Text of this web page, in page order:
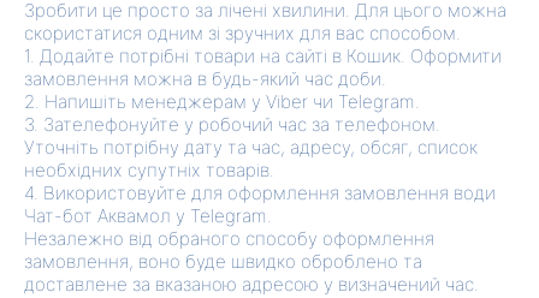
Зробити це просто за лічені хвилини. Для цього можна
скористатися одним зі зручних для вас способом.
1. Додайте потрібні товари на сайті в Кошик. Оформити
замовлення можна в будь-який час доби.
2. Напишіть менеджерам у Viber чи Telegram.
3. Зателефонуйте у робочий час за телефоном.
Уточніть потрібну дату та час, адресу, обсяг, список
необхідних супутніх товарів.
4. Використовуйте для оформлення замовлення води
Чат-бот Аквамол у Telegram.
Незалежно від обраного способу оформлення
замовлення, воно буде швидко оброблено та
доставлене за вказаною адресою у визначений час.